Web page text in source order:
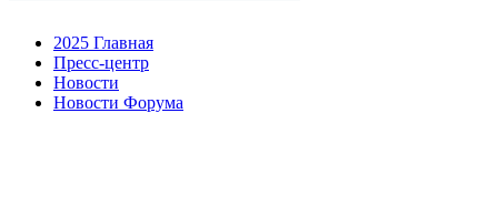
2025 Главная
Пресс-центр
Новости
Новости Форума